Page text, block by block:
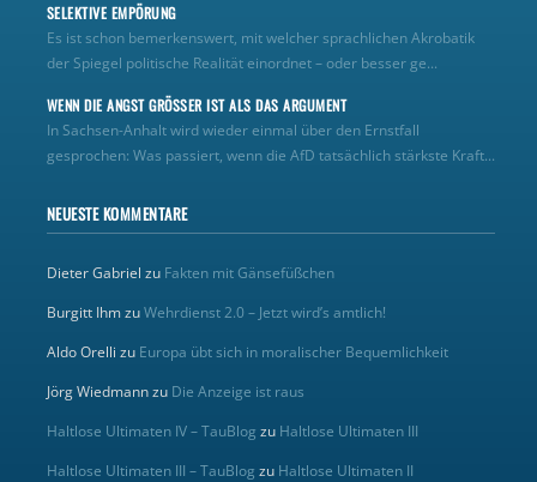
SELEKTIVE EMPÖRUNG
Es ist schon bemerkenswert, mit welcher sprachlichen Akrobatik
der Spiegel politische Realität einordnet – oder besser ge...
WENN DIE ANGST GRÖSSER IST ALS DAS ARGUMENT
In Sachsen-Anhalt wird wieder einmal über den Ernstfall
gesprochen: Was passiert, wenn die AfD tatsächlich stärkste Kraft...
NEUESTE KOMMENTARE
Dieter Gabriel zu Fakten mit Gänsefüßchen
Burgitt IhmzuWehrdienst 2.0 – Jetzt wird’s amtlich!
Aldo Orelli zu Europa übt sich in moralischer Bequemlichkeit
Jörg Wiedmannzu Die Anzeige ist raus
Haltlose Ultimaten IV – TauBlog zu Haltlose Ultimaten III
Haltlose Ultimaten III – TauBlog zu Haltlose Ultimaten II